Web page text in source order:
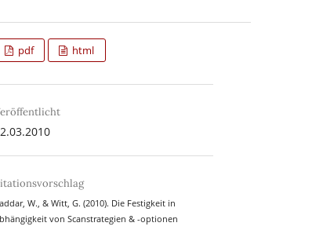
pdf html
W., & Witt, G. (2010). Die Festigkeit in
von Scanstrategien & -optionen